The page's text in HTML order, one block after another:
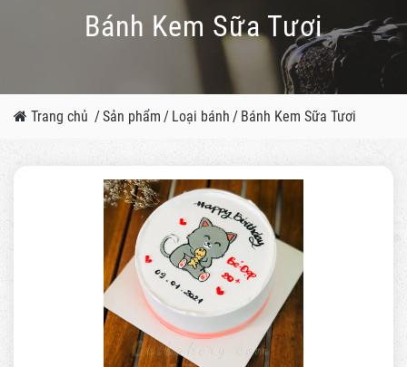
Bánh Kem Sữa Tươi
Trang chủ /Sản phẩm / Loại bánh / Bánh Kem Sữa Tươi